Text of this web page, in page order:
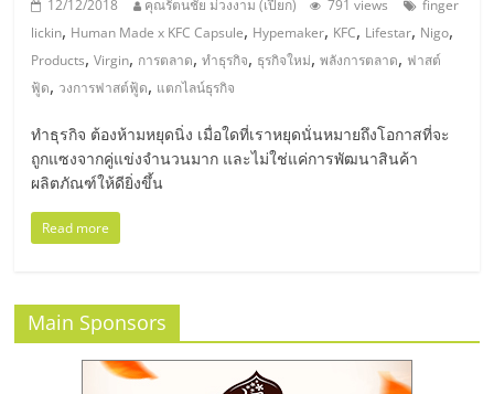
เอ็
มอี
ไทย,
SMEs,
แฟ
12/12/2018 คุณรัตนชัย ม่วงงาม (เปี๊ยก) 791 views
finger
lickin, Human Made x KFC Capsule, Hypemaker, KFC, Lifestar, Nigo,
Products,Virgin, การตลาด,ทำธุรกิจ, ธุรกิจใหม่,พลังการตลาด, ฟาสต์
ฟู้ด, วงการฟาสต์ฟู้ด, แตกไลน์ธุรกิจ
ทำธุรกิจ ต้องห้ามหยุดนิ่ง เมื่อใดที่เราหยุดนั่นหมายถึงโอกาสที่จะ
ถูกแซงจากคู่แข่งจำนวนมาก และไม่ใช่แค่การพัฒนาสินค้า
ผลิตภัณฑ์ให้ดียิ่งขึ้น
Read more
Main Sponsors